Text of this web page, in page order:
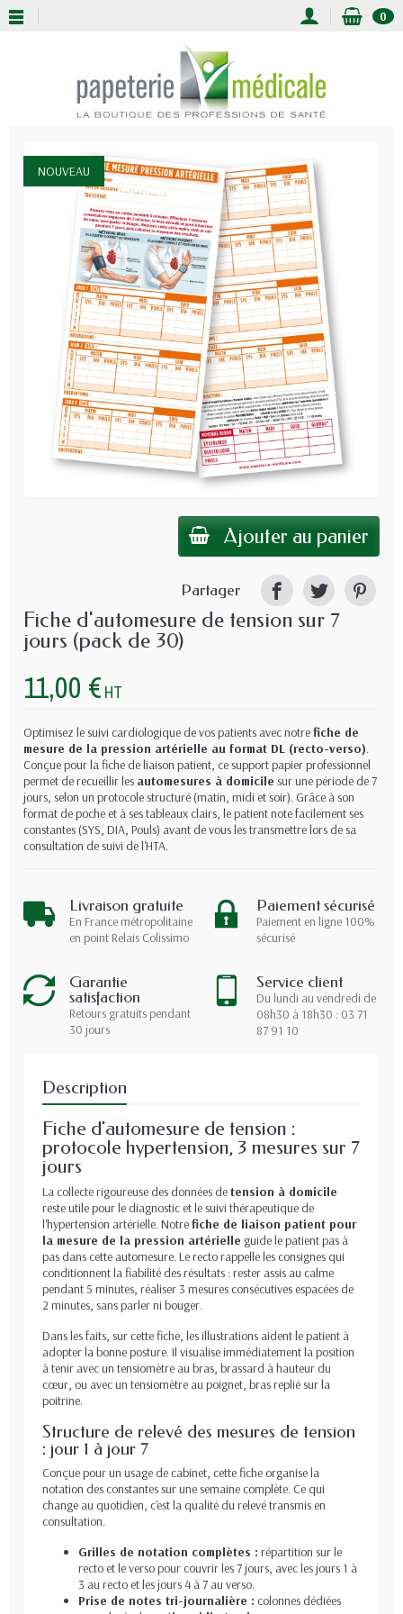
0
NOUVEAU
Ajouter au panier
Partager
Fiche d'automesure de tension sur 7
jours (pack de 30)
11,00 € HT
Optimisez le suivi cardiologique de vos patients avec notrefiche de
mesure de la pression artérielle au format DL (recto-verso).
Conçue pour la fiche de liaison patient, ce support papier professionnel
permet de recueillir les automesures à domicile sur une période de 7
jours, selon un protocole structuré (matin, midi et soir). Grâce à son
format de poche et à ses tableaux clairs, le patient note facilement ses
constantes (SYS, DIA, Pouls) avant de vous les transmettre lors de sa
consultation de suivi de l'HTA.
Livraison gratuite
En France métropolitaine
en point Relais Colissimo
Paiement sécurisé
Paiement en ligne 100%
sécurisé
Garantie
satisfaction
Retours gratuits pendant
30 jours
Service client
Du lundi au vendredi de
08h30 à 18h30 : 03 71
87 91 10
Description
Fiche d'automesure de tension :
protocole hypertension, 3 mesures sur 7
jours
La collecte rigoureuse des données detension à domicile
reste utile pour le diagnostic et le suivi thérapeutique de
l'hypertension artérielle. Notrefiche de liaison patient pour
la mesure de la pression artérielle guide le patient pas à
pas dans cette automesure. Le recto rappelle les consignes qui
conditionnent la fiabilité des résultats : rester assis au calme
pendant 5 minutes, réaliser 3 mesures consécutives espacées de
2 minutes, sans parler ni bouger.
Dans les faits, sur cette fiche, les illustrations aident le patient à
adopter la bonne posture. Il visualise immédiatement la position
à tenir avec un tensiomètre au bras, brassard à hauteur du
cœur, ou avec un tensiomètre au poignet, bras replié sur la
poitrine.
Structure de relevé des mesures de tension
: jour 1 à jour 7
Conçue pour un usage de cabinet, cette fiche organise la
notation des constantes sur une semaine complète. Ce qui
change au quotidien, c'est la qualité du relevé transmis en
consultation.
Grilles de notation complètes : répartition sur le
recto et le verso pour couvrir les 7 jours, avec les jours 1 à
3 au recto et les jours 4 à 7 au verso.
Prise de notes tri-journalière : colonnes dédiées